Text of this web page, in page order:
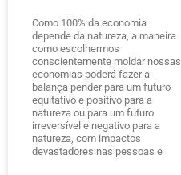
Como 100% da economia
depende da natureza, a maneira
como escolhermos
conscientemente moldar nossas
economias poderá fazer a
balança pender para um futuro
equitativo e positivo para a
natureza ou para um futuro
irreversível e negativo para a
natureza, com impactos
devastadores nas pessoas e